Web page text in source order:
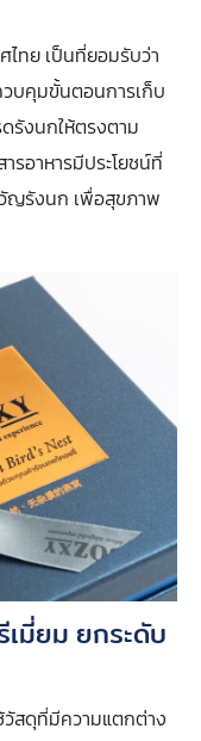
ไทย เป็นที่ยอมรับว่า
บคุมขั้นตอนการเก็บ
รังนกให้ตรงตาม
รอาหารมีประโยชน์ที่
ญรังนก เพื่อสุขภาพ
มี่ยม ยกระดับ
วัสดุที่มีความแตกต่าง